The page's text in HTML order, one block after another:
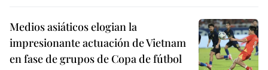
Medios asiáticos elogian la
impresionante actuación de Vietnam
en fase de grupos de Copa de fútbol